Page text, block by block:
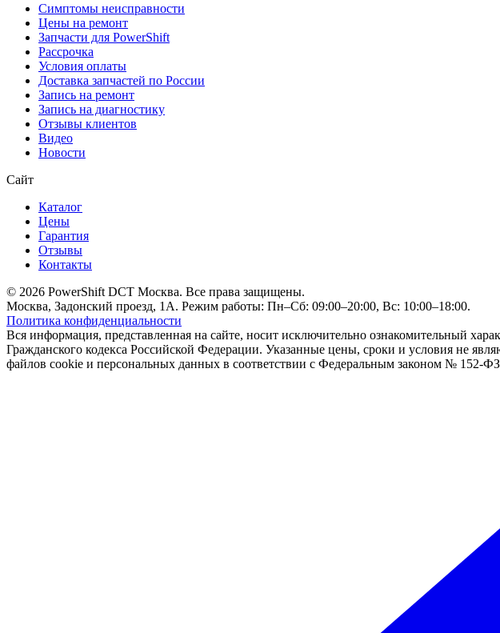
Симптомы неисправности
Цены на ремонт
Запчасти для PowerShift
Рассрочка
Условия оплаты
Доставка запчастей по России
Запись на ремонт
Запись на диагностику
Отзывы клиентов
Видео
Новости
Сайт
Каталог
Цены
Гарантия
Отзывы
Контакты
© 2026 PowerShift DCT Москва. Все права защищены.
Москва, Задонский проезд, 1А. Режим работы: Пн–Сб: 09:00–20:00, Вс: 10:00–18:00.
Политика конфиденциальности
Вся информация, представленная на сайте, носит исключительно ознакомительный
Гражданского кодекса Российской Федерации. Указанные цены, сроки и условия не
файлов cookie и персональных данных в соответствии с Федеральным законом № 152-